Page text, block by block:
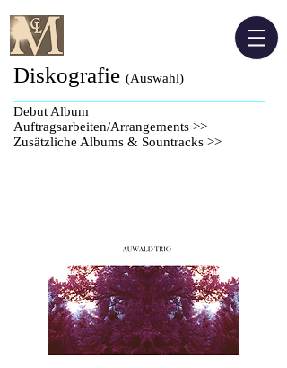
Diskografie (Auswahl)
Debut Album
Auftragsarbeiten/Arrangements >>
Zusätzliche Albums & Sountracks >>